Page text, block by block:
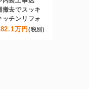
撤去でスッキ
ッチンリフォ
82.1万円 (税別)